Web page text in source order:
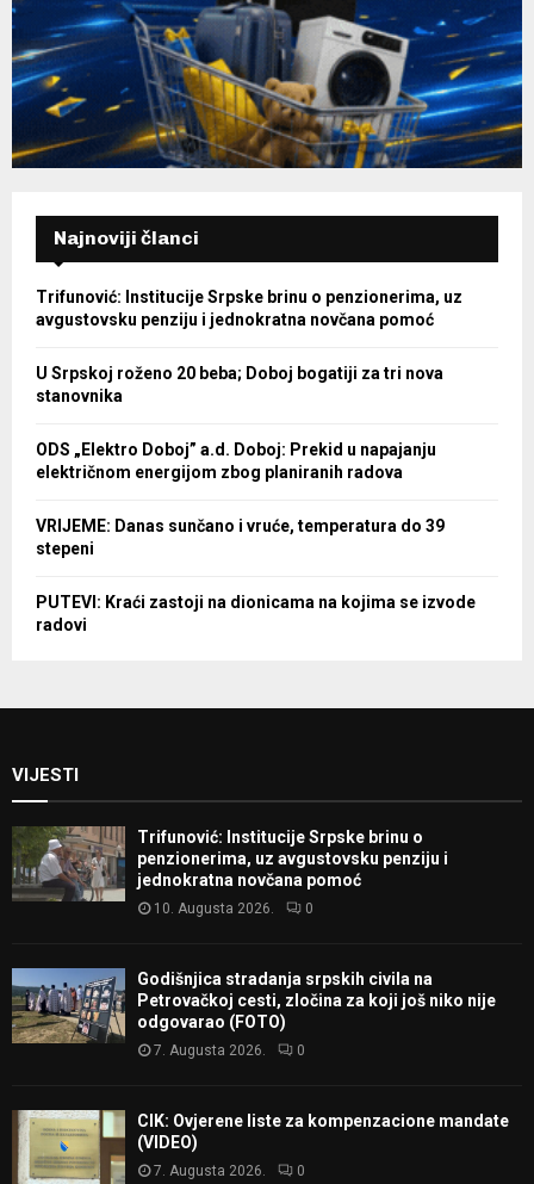
Najnoviji članci
Trifunović: Institucije Srpske brinu o penzionerima, uz
avgustovsku penziju i jednokratna novčana pomoć
U Srpskoj roženo 20 beba; Doboj bogatiji za tri nova
stanovnika
ODS „Elektro Doboj” a.d. Doboj: Prekid u napajanju
električnom energijom zbog planiranih radova
VRIJEME: Danas sunčano i vruće, temperatura do 39
stepeni
PUTEVI: Kraći zastoji na dionicama na kojima se izvode
radovi
VIJESTI
Trifunović: Institucije Srpske brinu o
penzionerima, uz avgustovsku penziju i
jednokratna novčana pomoć
10. Augusta 2026. 0
Godišnjica stradanja srpskih civila na
Petrovačkoj cesti, zločina za koji još niko nije
odgovarao (FOTO)
7. Augusta 2026. 0
CIK: Ovjerene liste za kompenzacione mandate
(VIDEO)
7. Augusta 2026. 0